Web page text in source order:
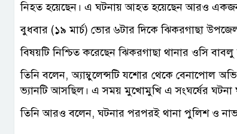
নিহত হয়েছেন। এ ঘটনায় আহত হয়েছেন আরও
বুধবার (১৯ মার্চ) ভোর ৬টার দিকে ঝিকরগাছা
বিষয়টি নিশ্চিত করেছেন ঝিকরগাছা থানার ওসি
তিনি বলেন, অ্যাম্বুলেন্সটি যশোর থেকে বেনাপোল
ভ্যানটি আসছিল। এ সময় মুখোমুখি এ সংঘর্ষের ঘটনা
তিনি আরও বলেন, ঘটনার পরপরই থানা পুলিশ ও